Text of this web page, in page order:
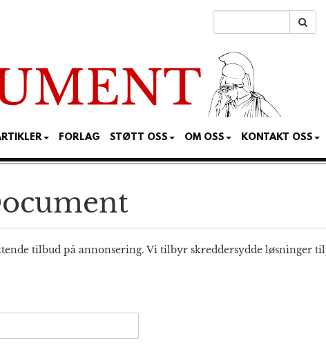
FORLAG STØTT OSS OM OSS KONTAKT OSS
tilbud på annonsering. Vi tilbyr skreddersydde løsninger